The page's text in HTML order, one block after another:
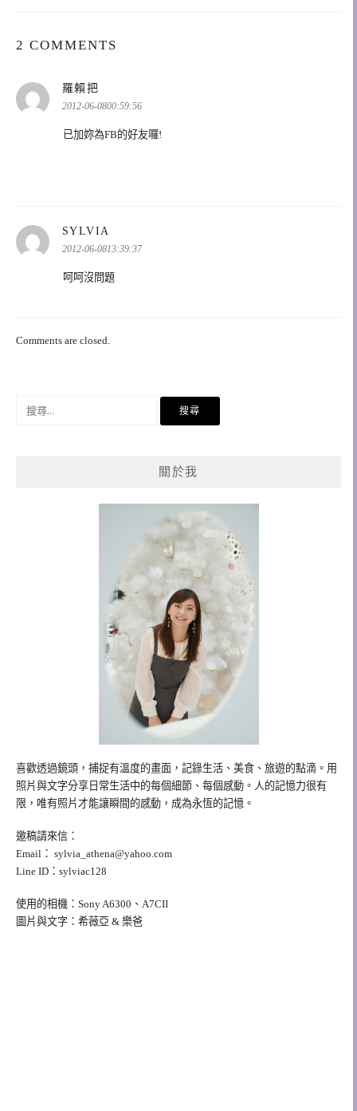
2 COMMENTS
羅賴把
示:
2012-06-0800:59:56
已加妳為FB的好友囉!
SYLVIA
示:
2012-06-0813:39:37
呵呵沒問題
Comments are closed.
關於我
喜歡透過鏡頭，捕捉有溫度的畫面，記錄生活、美食、旅遊的點滴。用
照片與文字分享日常生活中的每個細節、每個感動。人的記憶力很有
限，唯有照片才能讓瞬間的感動，成為永恆的記憶。
邀稿請來信：
Email： sylvia_athena@yahoo.com
Line ID：sylviac128
使用的相機：Sony A6300、A7CII
圖片與文字：希薇亞 & 樂爸